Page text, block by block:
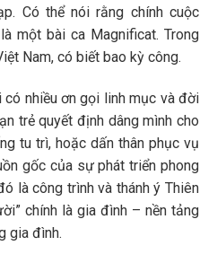
Có thể nói rằng chính cuộc
một bài ca Magnificat. Trong
Nam, có biết bao kỳ công.
nhiều ơn gọi linh mục và đời
trẻ quyết định dâng mình cho
tu trì, hoặc dấn thân phục vụ
gốc của sự phát triển phong
là công trình và thánh ý Thiên
chính là gia đình – nền tảng
gia đình.